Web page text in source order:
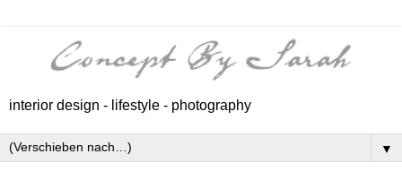
interior design - lifestyle - photography
▼